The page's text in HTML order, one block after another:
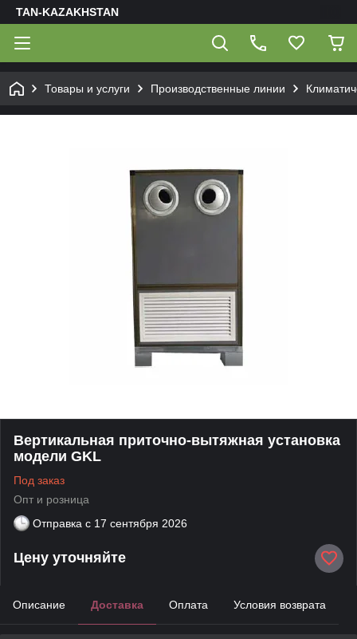
TAN-KAZAKHSTAN
Товары и услуги Производственные линии
Вертикальная приточно-вытяжная установка
модели GKL
Под заказ
Опт и розница
Отправка с 17 сентября 2026
Цену уточняйте
Описание Доставка Оплата Условия возврата